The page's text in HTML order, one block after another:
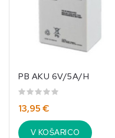
PB AKU 6V/5A/h
13,95 €
V KOŠARICO